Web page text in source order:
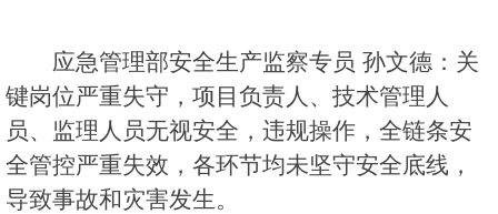
应急管理部安全生产监察专员 孙文德：关
键岗位严重失守，项目负责人、技术管理人
员、监理人员无视安全，违规操作，全链条安
全管控严重失效，各环节均未坚守安全底线，
导致事故和灾害发生。